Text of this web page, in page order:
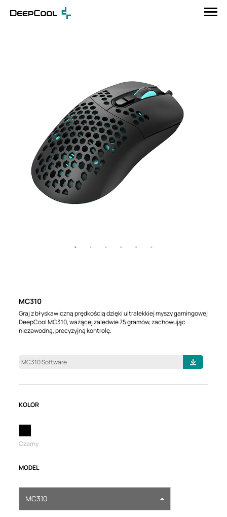
MC310
Graj z błyskawiczną prędkością dzięki ultralekkiej myszy gamingowej
DeepCool MC310, ważącej zaledwie 75 gramów, zachowując
niezawodną, precyzyjną kontrolę.
MC310 Software
KOLOR
Czarny
MODEL
MC310